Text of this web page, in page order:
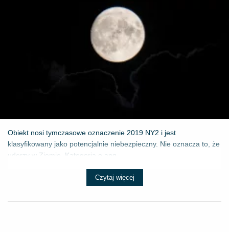
Obiekt nosi tymczasowe oznaczenie 2019 NY2 i jest
klasyfikowany jako potencjalnie niebezpieczny. Nie oznacza to, że
uderzy w Ziemię. Kategoria o ang...
Czytaj więcej